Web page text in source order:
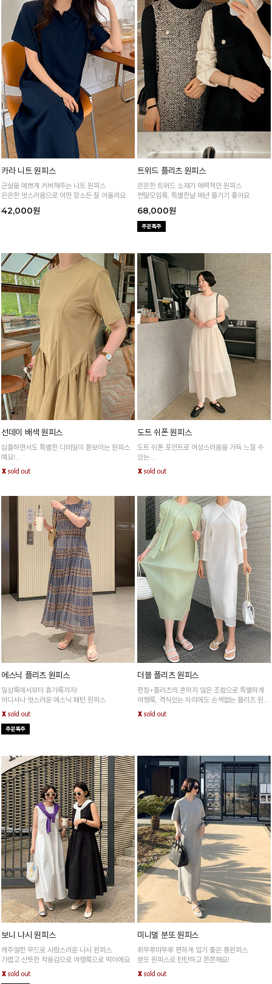
카라 니트 원피스
군살을 예쁘게 커버해주는 니트 원피스
은은한 멋스러움으로 어떤 장소든 잘 어울려요
42,000원
트위드 플리츠 원피스
은은한 트위드 소재가 매력적인 원피스
연말모임룩, 특별한날 매년 즐기기 좋아요
68,000원
선데이 배색 원피스
심플하면서도 특별한 디테일이 돋보이는 원피스
예요!
한 벌만으로도 세련된 스타일링이 가능해요 :)
도트 쉬폰 원피스
도트 쉬폰 포인트로 여성스러움을 가득 느낄 수
있는
넉넉한 기장감으로 전체적인 바디 군살을 싹 가려
주는 아이템
에스닉 플리츠 원피스
일상룩에서부터 휴가룩까지!
어디서나 멋스러운 에스닉 패턴 원피스
더블 플리츠 원피스
펀칭+플리츠의 흔하지 않은 조합으로 특별하게
여행룩, 격식있는 자리에도 손색없는 플리츠 원피
보니 나시 원피스
캐주얼한 무드로 사랑스러운 나시 원피스
가볍고 산뜻한 착용감으로 여행룩으로 딱이에요
미니멀 분또 원피스
휘뚜루마뚜루 편하게 입기 좋은 롱원피스
분또 원피스로 탄탄하고 쫀쫀해요!